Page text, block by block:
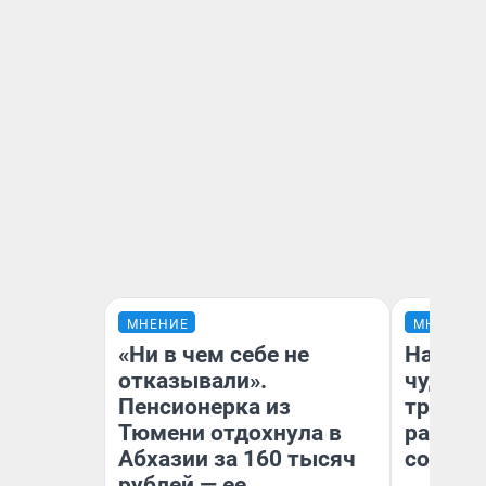
МНЕНИЕ
«Ни в чем себе не
отказывали».
Пенсионерка из
Тюмени отдохнула в
Абхазии за 160 тысяч
МНЕНИЕ
чудом